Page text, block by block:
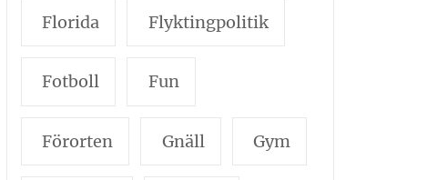
Florida Flyktingpolitik
Fotboll Fun
Förorten Gnäll Gym